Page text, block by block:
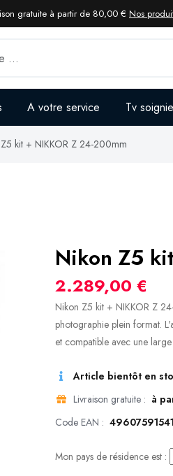
gratuite à partir de 80,00 € Nos
A votre service Tv
kit + NIKKOR Z 24-200mm
Nikon Z5
2.289,00 €
Nikon Z5 kit + NIKKOR Z
photographie plein format.
et compatible avec une
Article bientôt en
Livraison gratuite : à
Code EAN :
Mon pays de résidence est :